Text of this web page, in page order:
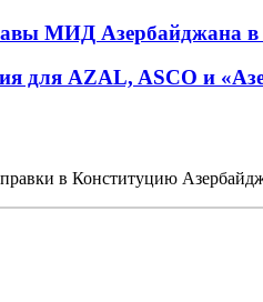
МИД Азербайджана в
для AZAL, ASCO и
в Конституцию